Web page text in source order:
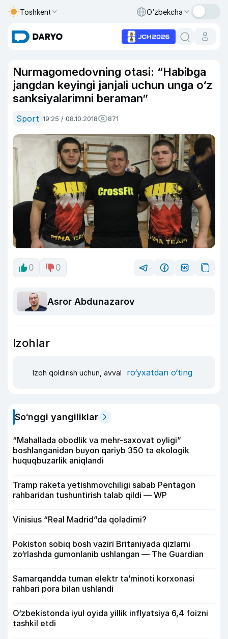
Toshkent O‘zbekcha
Nurmagomedovning otasi: “Habibga
jangdan keyingi janjali uchun unga o‘z
sanksiyalarimni beraman”
Sport 19:25 / 08.10.2018 871
0 0
Asror Abdunazarov
Izohlar
Izoh qoldirish uchun, avval ro‘yxatdan o‘ting
So‘nggi yangiliklar
“Mahallada obodlik va mehr-saxovat oyligi”
boshlanganidan buyon qariyb 350 ta ekologik
huquqbuzarlik aniqlandi
Tramp raketa yetishmovchiligi sabab Pentagon
rahbaridan tushuntirish talab qildi — WP
Vinisius “Real Madrid”da qoladimi?
Pokiston sobiq bosh vaziri Britaniyada qizlarni
zo‘rlashda gumonlanib ushlangan — The Guardian
Samarqandda tuman elektr ta’minoti korxonasi
rahbari pora bilan ushlandi
O‘zbekistonda iyul oyida yillik inflyatsiya 6,4 foizni
tashkil etdi